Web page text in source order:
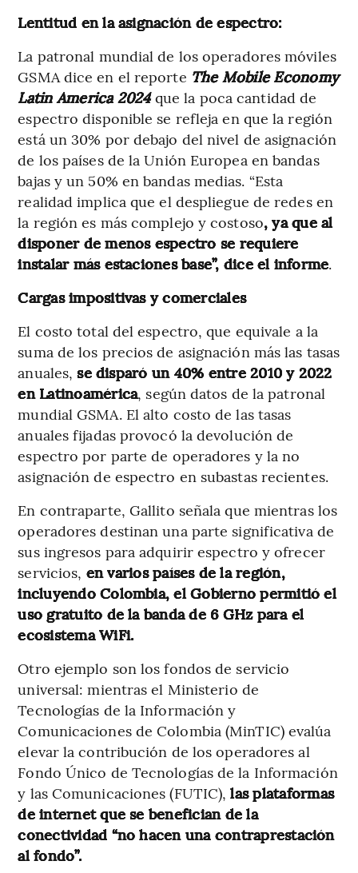
Lentitud en la asignación de espectro:
La patronal mundial de los operadores móviles
GSMA dice en el reporte The Mobile Economy
Latin America 2024que la poca cantidad de
espectro disponible se refleja en que la región
está un 30% por debajo del nivel de asignación
de los países de la Unión Europea en bandas
bajas y un 50% en bandas medias. “Esta
realidad implica que el despliegue de redes en
la región es más complejo y costoso, ya que al
disponer de menos espectro se requiere
instalar más estaciones base”, dice el informe.
Cargas impositivas y comerciales
El costo total del espectro, que equivale a la
suma de los precios de asignación más las tasas
anuales,se disparó un 40% entre 2010 y 2022
en Latinoamérica, según datos de la patronal
mundial GSMA. El alto costo de las tasas
anuales fijadas provocó la devolución de
espectro por parte de operadores y la no
asignación de espectro en subastas recientes.
En contraparte, Gallito señala que mientras los
operadores destinan una parte significativa de
sus ingresos para adquirir espectro y ofrecer
servicios, en varios países de la región,
incluyendo Colombia, el Gobierno permitió el
uso gratuito de la banda de 6 GHz para el
ecosistema WiFi.
Otro ejemplo son los fondos de servicio
universal: mientras el Ministerio de
Tecnologías de la Información y
Comunicaciones de Colombia (MinTIC) evalúa
elevar la contribución de los operadores al
Fondo Único de Tecnologías de la Información
y las Comunicaciones (FUTIC),las plataformas
de internet que se benefician de la
conectividad “no hacen una contraprestación
al fondo”.